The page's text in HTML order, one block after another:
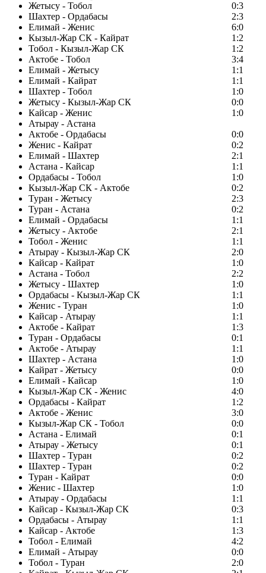
Жетысу - Тобол
0:3
Шахтер - Ордабасы
2:3
Елимай - Женис
6:0
Кызыл-Жар СК - Кайрат
1:2
Тобол - Кызыл-Жар СК
1:2
Актобе - Тобол
3:4
Елимай - Жетысу
1:1
Елимай - Кайрат
1:1
Шахтер - Тобол
1:0
Жетысу - Кызыл-Жар СК
0:0
Кайсар - Женис
1:0
Атырау - Астана
Актобе - Ордабасы
0:0
Женис - Кайрат
0:2
Елимай - Шахтер
2:1
Астана - Кайсар
1:1
Ордабасы - Тобол
1:0
Кызыл-Жар СК - Актобе
0:2
Туран - Жетысу
2:3
Туран - Астана
0:2
Елимай - Ордабасы
1:1
Жетысу - Актобе
2:1
Тобол - Женис
1:1
Атырау - Кызыл-Жар СК
2:0
Кайсар - Кайрат
1:0
Астана - Тобол
2:2
Жетысу - Шахтер
1:0
Ордабасы - Кызыл-Жар СК
1:1
Женис - Туран
1:0
Кайсар - Атырау
1:1
Актобе - Кайрат
1:3
Туран - Ордабасы
0:1
Актобе - Атырау
1:1
Шахтер - Астана
1:0
Кайрат - Жетысу
0:0
Елимай - Кайсар
1:0
Кызыл-Жар СК - Женис
4:0
Ордабасы - Кайрат
1:2
Актобе - Женис
3:0
Кызыл-Жар СК - Тобол
0:0
Астана - Елимай
0:1
Атырау - Жетысу
0:1
Шахтер - Туран
0:2
Шахтер - Туран
0:2
Туран - Кайрат
0:0
Женис - Шахтер
1:0
Атырау - Ордабасы
1:1
Кайсар - Кызыл-Жар СК
0:3
Ордабасы - Атырау
1:1
Кайсар - Актобе
1:3
Тобол - Елимай
4:2
Елимай - Атырау
0:0
Тобол - Туран
2:0